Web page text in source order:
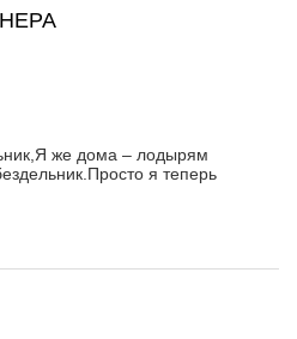
же дома – лодырям
я теперь